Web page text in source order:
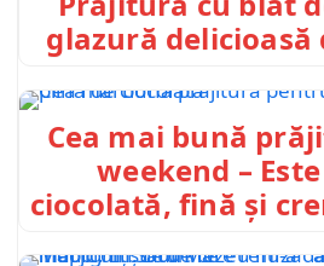
glazură delicioasă
Cea mai bună
weekend –
ciocolată, fină și